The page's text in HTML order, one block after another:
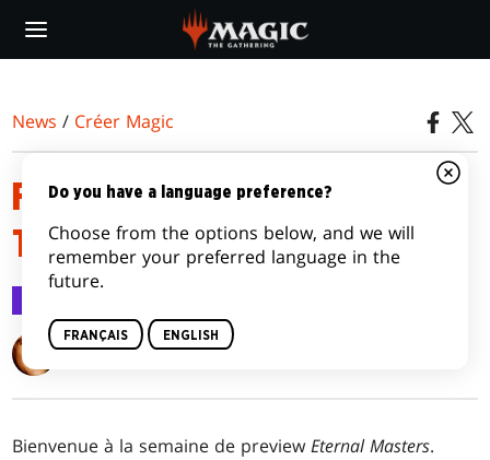
main
News / Créer Magic
FORMATS ETERNAL PLEIN LA
TÊTE
Mark Rosewater
Bienvenue à la semaine de previewEternal Masters.
Do you have a language preference?
Choose from the options below, and we will
remember your preferred language in the
future.
FRANÇAIS ENGLISH